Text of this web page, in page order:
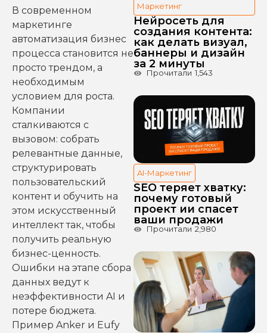
В современном
маркетинге
автоматизация бизнес
процесса становится не
просто трендом, а
необходимым
условием для роста.
Компании
сталкиваются с
вызовом: собрать
релевантные данные,
структурировать
пользовательский
контент и обучить на
этом искусственный
интеллект так, чтобы
получить реальную
бизнес-ценность.
Ошибки на этапе сбора
данных ведут к
неэффективности AI и
потере бюджета.
Пример Anker и Eufy
Маркетинг
Нейросеть для
создания контента:
как делать визуал,
баннеры и дизайн
за 2 минуты
Прочитали 1,543
AI-Маркетинг
SEO теряет хватку:
почему готовый
проект ии спасет
ваши продажи
Прочитали 2,980